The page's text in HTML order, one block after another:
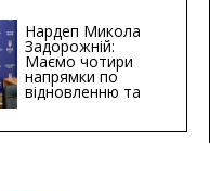
Хіба...
Нардеп Микола
Задорожній:
Маємо чотири
напрямки по
відновленню та
інфраструктури